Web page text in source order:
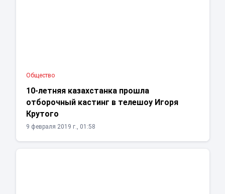
Общество
10-летняя казахстанка прошла
отборочный кастинг в телешоу Игоря
Крутого
9 февраля 2019 г., 01:58